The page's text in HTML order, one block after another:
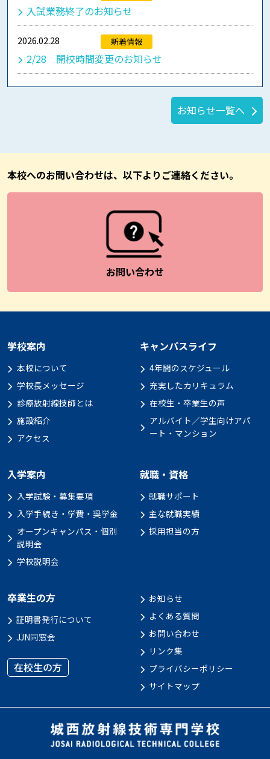
入試業務終了のお知らせ
2026.02.28 新着情報
2/28 開校時間変更のお知らせ
お知らせ一覧へ
本校へのお問い合わせは、以下よりご連絡ください。
お問い合わせ
学校案内
本校について
学校長メッセージ
診療放射線技師とは
施設紹介
アクセス
キャンパスライフ
4年間のスケジュール
充実したカリキュラム
在校生・卒業生の声
アルバイト／学生向けアパ
ート・マンション
入学案内
入学試験・募集要項
入学手続き・学費・奨学金
オープンキャンパス・個別
説明会
学校説明会
就職・資格
就職サポート
主な就職実績
採用担当の方
卒業生の方
証明書発行について
JJN同窓会
在校生の方
お知らせ
よくある質問
お問い合わせ
リンク集
プライバシーポリシー
サイトマップ